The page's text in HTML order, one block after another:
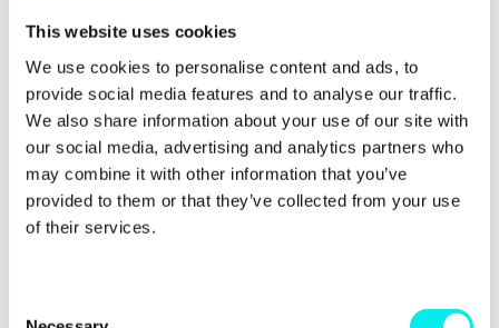
This website uses cookies
We use cookies to personalise content and ads, to
provide social media features and to analyse our traffic.
We also share information about your use of our site with
our social media, advertising and analytics partners who
may combine it with other information that you’ve
provided to them or that they’ve collected from your use
of their services.
Werkzeuge der Leadpflege. Sie helfen, gängige
Marketingprozesse zu automatisieren, indem sie
Leads auf effiziente Weise auf ihrem Lebenszyklus
begleiten. Das Versenden vonMarketing-E-Mails,
das Ändern von Kontakteigenschaften und das
Versenden interner Benachrichtigungs-E-Mails sind
mit Workflows effektiv möglich. Zudem bringen sie
den Vermarktern die gleiche Art von
Automatisierung, die ein ausgeklügeltes CRM-
System dem Vertrieb bietet.
Verfügung gestellten qualifizierten Leads passiert ist.